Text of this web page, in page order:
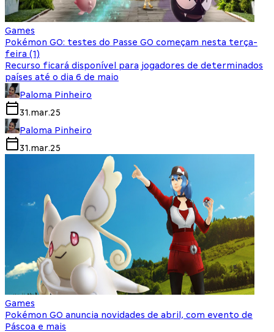
Games
Pokémon GO: testes do Passe GO começam nesta terça-
feira (1)
Recurso ficará disponível para jogadores de determinados
países até o dia 6 de maio
Paloma Pinheiro
31.mar.25
Paloma Pinheiro
31.mar.25
Games
Pokémon GO anuncia novidades de abril, com evento de
Páscoa e mais